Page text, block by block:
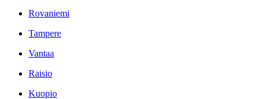
Rovaniemi
Tampere
Vantaa
Raisio
Kuopio